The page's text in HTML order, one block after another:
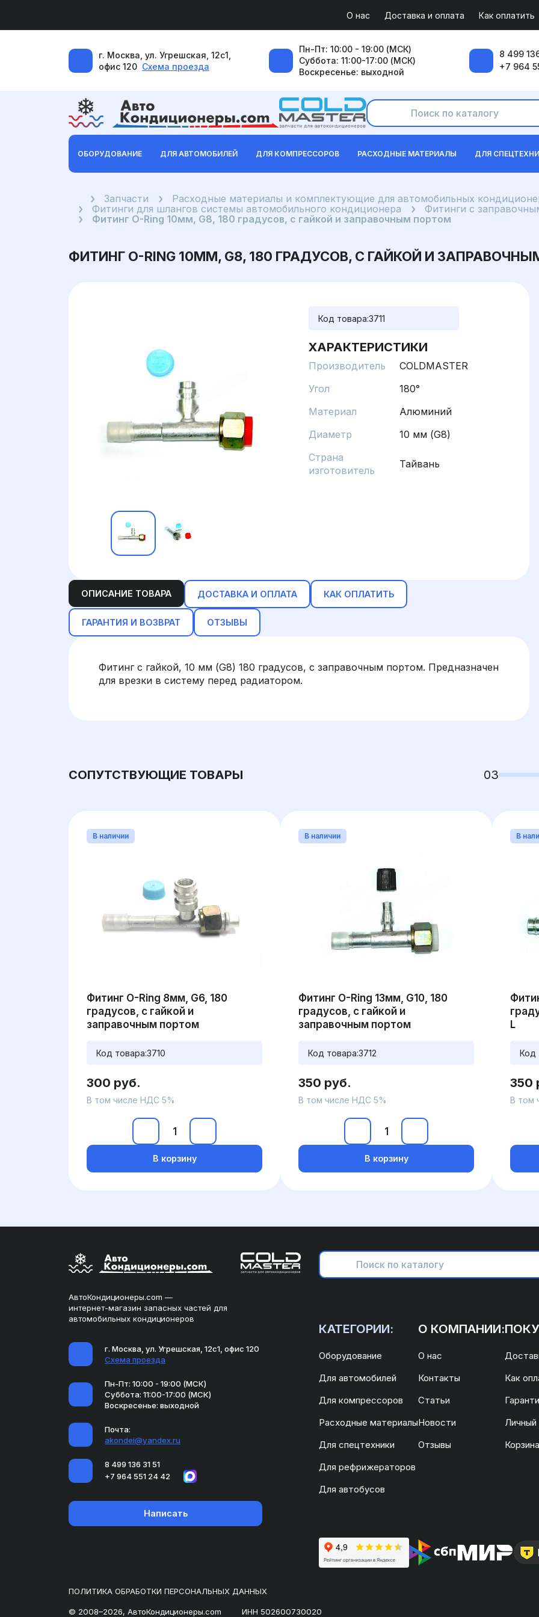
О нас Доставка и оплата Как оплатить
г. Москва, ул. Угрешская, 12с1,
офис 120 Схема проезда
Пн-Пт: 10:00 - 19:00 (МСК)
Суббота: 11:00-17:00 (МСК)
Воскресенье: выходной
8 499
+7 964
ОБОРУДОВАНИЕ ДЛЯ АВТОМОБИЛЕЙ ДЛЯ КОМПРЕССОРОВ РАСХОДНЫЕ МАТЕРИАЛЫ ДЛЯ
ГлавнаяЗапчасти
Расходные материалы и комплектующие для автомобильных
Фитинги для шлангов системы автомобильного кондиционера
Фитинги с
Фитинг O-Ring 10мм, G8, 180 градусов, с гайкой и заправочным портом
ФИТИНГ O-RING 10ММ, G8, 180 ГРАДУСОВ, С ГАЙКОЙ И
Код товара:3711
ХАРАКТЕРИСТИКИ
Производитель
COLDMASTER
Угол
180°
Материал
Алюминий
Диаметр
10 мм (G8)
Страна
изготовитель
Тайвань
ОПИСАНИЕ ТОВАРА ДОСТАВКА И ОПЛАТА КАК ОПЛАТИТЬ
ГАРАНТИЯ И ВОЗВРАТ ОТЗЫВЫ
Фитинг с гайкой, 10 мм (G8) 180 градусов, с заправочным портом. Предназначен
для врезки в систему перед радиатором.
СОПУТСТВУЮЩИЕ ТОВАРЫ 03
В наличии
Фитинг O-Ring 8мм, G6, 180
градусов, с гайкой и
заправочным портом
Код товара:3710
300 руб.
В том числе НДС 5%
В корзину
В наличии
Фитинг O-Ring 13мм, G10, 180
градусов, с гайкой и
заправочным портом
Код товара:3712
350 руб.
В том числе НДС 5%
В корзину
В
L
Код
350
В том
АвтоКондиционеры.com —
интернет-магазин запасных частей для
автомобильных кондиционеров
г. Москва, ул. Угрешская, 12с1, офис 120
Схема проезда
Пн-Пт: 10:00 - 19:00 (МСК)
Суббота: 11:00-17:00 (МСК)
Воскресенье: выходной
Почта:
akondei@yandex.ru
8 499 136 31 51
+7 964 551 24 42
Написать
КАТЕГОРИИ:
Оборудование
Для автомобилей
Для компрессоров
Расходные материалы
Для спецтехники
Для рефрижераторов
Для автобусов
О КОМПАНИИ:
О нас
Контакты
Статьи
Новости
Отзывы
Как
Личный
Корзина
ПОЛИТИКА ОБРАБОТКИ ПЕРСОНАЛЬНЫХ ДАННЫХ
© 2008–2026, АвтоКондиционеры.com ИНН 502600730020